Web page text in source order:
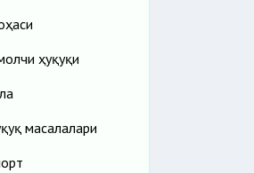
ҳуқуқи
масалалари